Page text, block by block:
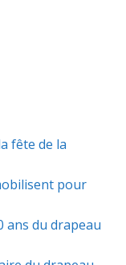
fête de la
pour
ans du drapeau